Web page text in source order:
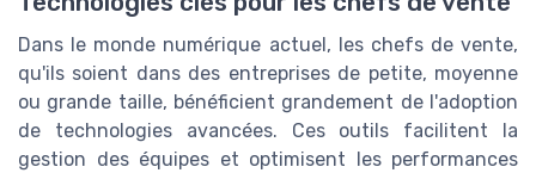
Dans le monde numérique actuel, les chefs de vente,
qu'ils soient dans des entreprises de petite, moyenne
ou grande taille, bénéficient grandement de l'adoption
de technologies avancées. Ces outils facilitent la
gestion des équipes et optimisent les performances